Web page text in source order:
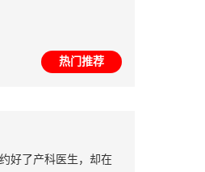
热门推荐
好了产科医生，却在